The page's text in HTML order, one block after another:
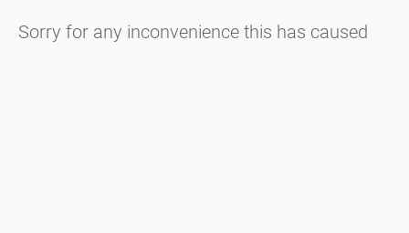
Sorry for any inconvenience this has caused